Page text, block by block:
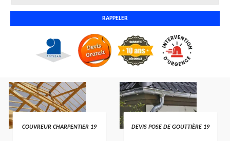
COUVREUR CHARPENTIER 19 DEVIS POSE DE GOUTTIÈRE 19